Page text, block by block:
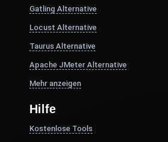
Gatling Alternative
Locust Alternative
Taurus Alternative
Apache JMeter Alternative
Mehr anzeigen
Hilfe
Kostenlose Tools